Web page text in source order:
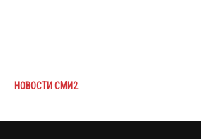
НОВОСТИ СМИ2